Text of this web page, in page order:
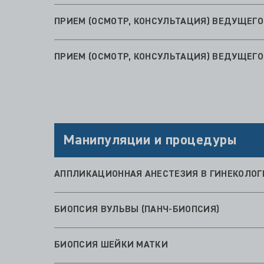
ПРИЕМ (ОСМОТР, КОНСУЛЬТАЦИЯ)
ПРИЕМ (ОСМОТР, КОНСУЛЬТАЦИЯ)
Манипуляции и процедуры
БИОПСИЯ ВУЛЬВЫ (ПАНЧ-БИОПСИЯ)
БИОПСИЯ ШЕЙКИ МАТКИ
ВВЕДЕНИЕ АКУШЕРСКОГО ПЕССАРИЯ (БЕЗ